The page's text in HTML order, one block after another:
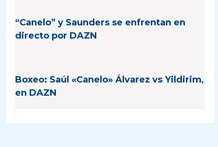
“Canelo” y Saunders se enfrentan en
directo por DAZN
Boxeo: Saúl «Canelo» Álvarez vs Yildirim,
en DAZN